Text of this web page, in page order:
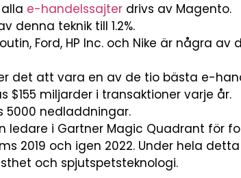
alla e-handelssajter drivs av Magento.
denna teknik till 1.2%.
Ford, HP Inc. och Nike är några
det att vara en av de tio bästa e-
$155 miljarder i transaktioner varje år.
5000 nedladdningar.
ledare i Gartner Magic Quadrant för
2019 och igen 2022. Under hela
och spjutspetsteknologi.